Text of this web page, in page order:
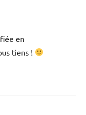
en
tiens !